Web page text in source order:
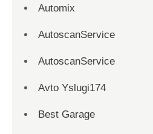
Automix
AutoscanService
AutoscanService
Avto Yslugi174
Best Garage